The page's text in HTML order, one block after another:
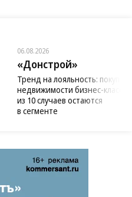
06.08.2026
«Донстрой»
Тренд на лояльность:
недвижимости бизнес-класса
из 10 случаев остаются
в сегменте